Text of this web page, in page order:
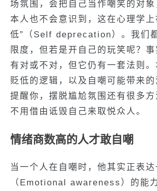
场氛围，会把自己当作嘲笑的对
本人也不会意识到，这在心理学上
低”（Self deprecation）。我们
限度，但若是开自己的玩笑呢？
有对或不对，但它仍有一套法则
贬低的逻辑，以及自嘲可能带来
提醒你，摆脱尴尬氛围还有很多
不用借由诋毁自己来取悦众人。
情绪商数高的人才敢自嘲
当一个人在自嘲时，他其实正表
（Emotional awareness）的能